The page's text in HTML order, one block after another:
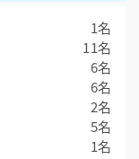
1名
11名
6名
6名
2名
5名
1名